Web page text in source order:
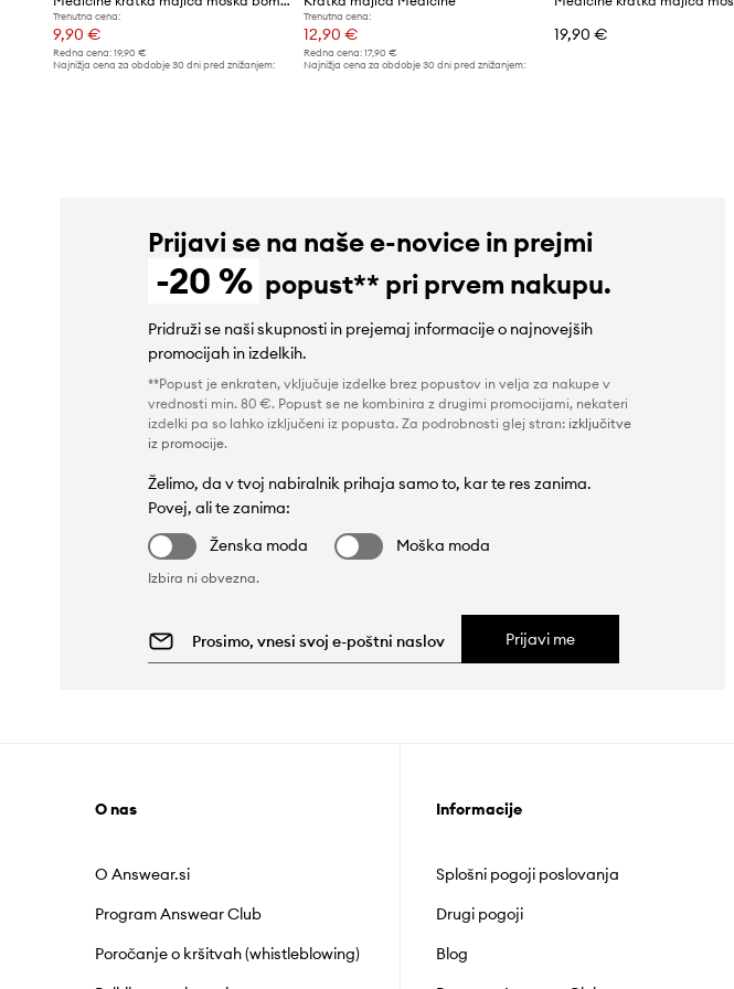
Trenutna cena:
9,90 €
Redna cena: 19,90 €
Najnižja cena za obdobje 30 dni pred znižanjem:
Trenutna cena:
12,90 €
Redna cena:17,90 €
Najnižja cena za obdobje 30 dni pred znižanjem:
19,90 €
Prijavi se na naše e-novice in prejmi
-20 % popust** pri prvem nakupu.
Pridruži se naši skupnosti in prejemaj informacije o najnovejših
promocijah in izdelkih.
**Popust je enkraten, vključuje izdelke brez popustov in velja za nakupe v
vrednosti min. 80 €. Popust se ne kombinira z drugimi promocijami, nekateri
izdelki pa so lahko izključeni iz popusta. Za podrobnosti glej stran: izključitve
iz promocije.
Želimo, da v tvoj nabiralnik prihaja samo to, kar te res zanima.
Povej, ali te zanima:
Ženska moda
Moška moda
Izbira ni obvezna.
Prijavi me
O nas
O Answear.si
Program Answear Club
Poročanje o kršitvah (whistleblowing)
Informacije
Splošni pogoji poslovanja
Drugi pogoji
Blog